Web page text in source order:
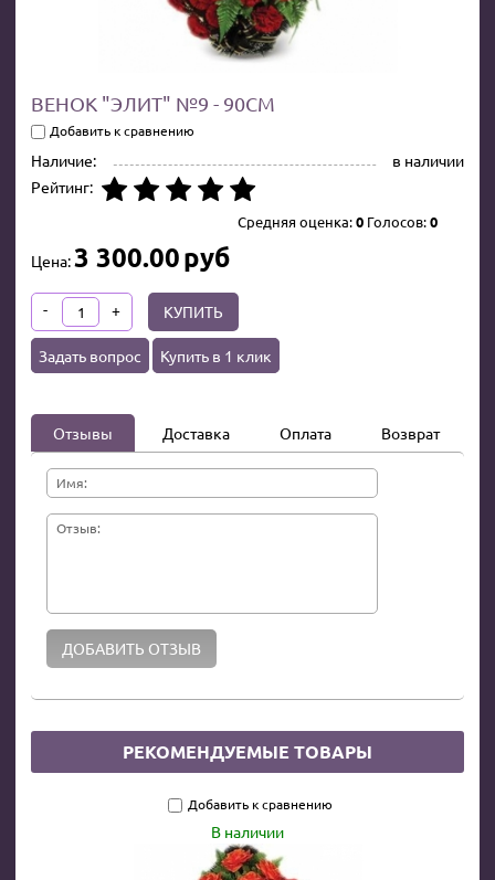
ВЕНОК "ЭЛИТ" №9 - 90СМ
Добавить к сравнению
Наличие:
в наличии
Рейтинг:
Средняя оценка:0 Голосов:0
Цена:3 300.00руб
- + КУПИТЬ
Задать вопрос Купить в 1 клик
Отзывы Доставка Оплата Возврат
Имя:
Отзыв:
РЕКОМЕНДУЕМЫЕ ТОВАРЫ
Добавить к сравнению
В наличии